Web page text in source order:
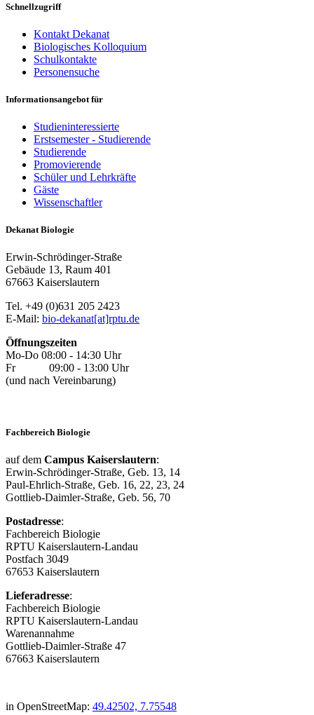
Schnellzugriff
Kontakt Dekanat
Biologisches Kolloquium
Schulkontakte
Personensuche
Informationsangebot für
Studieninteressierte
Erstsemester - Studierende
Studierende
Promovierende
Schüler und Lehrkräfte
Gäste
Wissenschaftler
Dekanat Biologie
Erwin-Schrödinger-Straße
Gebäude 13, Raum 401
67663 Kaiserslautern
Tel. +49 (0)631 205 2423
E-Mail: bio-dekanat[at]rptu.de
Öffnungszeiten
Mo-Do 08:00 - 14:30 Uhr
Fr 09:00 - 13:00 Uhr
(und nach Vereinbarung)
Fachbereich Biologie
auf dem Campus Kaiserslautern:
Erwin-Schrödinger-Straße, Geb. 13, 14
Paul-Ehrlich-Straße, Geb. 16, 22, 23, 24
Gottlieb-Daimler-Straße, Geb. 56, 70
Postadresse:
Fachbereich Biologie
RPTU Kaiserslautern-Landau
Postfach 3049
67653 Kaiserslautern
Lieferadresse:
Fachbereich Biologie
RPTU Kaiserslautern-Landau
Warenannahme
Gottlieb-Daimler-Straße 47
67663 Kaiserslautern
in OpenStreetMap: 49.42502, 7.75548